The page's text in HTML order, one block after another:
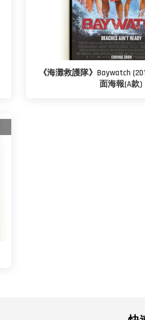
《海灘救護隊》Baywatch
面海報(A款)